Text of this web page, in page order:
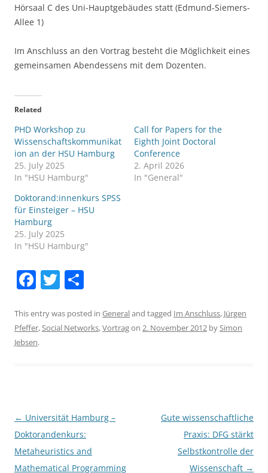
Hörsaal C des Uni-Hauptgebäudes statt (Edmund-Siemers-
Allee 1)
Im Anschluss an den Vortrag besteht die Möglichkeit eines
gemeinsamen Abendessens mit dem Dozenten.
Related
PHD Workshop zu
Wissenschaftskommunikat
ion an der HSU Hamburg
25. July 2025
In "HSU Hamburg"
Call for Papers for the
Eighth Joint Doctoral
Conference
2. April 2026
In "General"
Doktorand:innenkurs SPSS
für Einsteiger – HSU
Hamburg
25. July 2025
In "HSU Hamburg"
F
c
e
k
T
itt
er
ar
e
This entry was posted in Generaland tagged Im Anschluss, Jürgen
Pfeffer,Social Networks,Vortragon 2. November 2012 bySimon
Jebsen.
Post
navigation
← Universität Hamburg –
Doktorandenkurs:
Metaheuristics and
Mathematical Programming
Gute wissenschaftliche
Praxis: DFG stärkt
Selbstkontrolle der
Wissenschaft →